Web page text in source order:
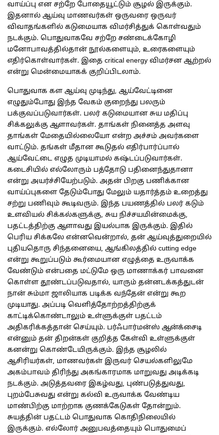
வாய்ப்பு என சற்றே போதையூட்டும் சூழல் இருக்கும்.
இதனால் ஆய்வு மாணவர்கள் ஒருவரை ஒருவர்
விவாதங்களில் கடுமையாக விமர்சித்துக் கொள்வதும்
நடக்கும். பொதுவாகவே சற்றே சண்டைக்கோழி
மனோபாவத்தில்தான் நூல்களையும், உரைகளையும்
எதிர்கொள்வார்கள். இதை critical energy விமர்சன ஆற்றல்
என்று மென்மையாகக் குறிப்பிடலாம்.
பொதுவாக கள ஆய்வு முடிந்து, ஆய்வேட்டினை
எழுதும்போது இந்த வேகம் குறைந்து பலரும்
பக்குவப்படுவார்கள். பலர் கடுமையான சுய மதிப்பு
சிக்கலுக்கு ஆளாவர்கள். தாங்கள் நினைத்த அளவு
தாங்கள் மேதையில்லையோ என்ற அச்சம் அவர்களை
வாட்டும். தங்கள் மீதான கூடுதல் எதிர்பார்ப்பால்
ஆய்வேட்டை எழுத முடியாமல் கஷ்டப்படுவார்கள்.
கடைசியில் எல்லோரும் பத்தோடு பதினைந்துதானா
என்று அயர்ச்சியேற்படும். அதன் பிறகு பணிக்கான
வாய்ப்புகளை தேடும்போது மேலும் யதார்த்தம் உறைத்து
சற்று பணிவும் கூடிவரும். இந்த பயணத்தில் பலர் கடும்
உளவியல் சிக்கல்களுக்கு, சுய நிச்சயமின்மைக்கு,
பதட்டத்திற்கு ஆளாவது இயல்பாக இருக்கும். இதில்
பெரிய சிக்கலே என்னவென்றால், தன் ஆய்வுத்துறையில்
புதியதொரு சிந்தனையை, ஆங்கிலத்தில் cutting edge
என்று கூறுப்படும் கூர்மையான எழுத்தை உருவாக்க
வேண்டும் என்பதை மட்டுமே ஒரு மாணாக்கர் பாவனை
கொள்ள தூண்டப்படுவதால், யாரும் தன்னடக்கத்துடன்
நான் சும்மா ஜாலியாக படிக்க வந்தேன் என்று கூற
முடியாது. அப்படி வெளித்தோற்றத்திற்குக்
காட்டிக்கொண்டாலும் உள்ளுக்குள் பதட்டம்
அதிகரிக்கத்தான் செய்யும். பர்ஃபார்மன்ஸ் ஆன்க்சைடி
என்னும் தன் திறன்கள் குறித்த கேள்வி உள்ளுக்குள்
கனன்று கொண்டேயிருக்கும். இந்த சூழலில்
ஆசிரியர்கள், மாணவர்கள் இருவர் செயல்களிலுமே
அகம்பாவம் திரிந்து அகங்காரமாக மாறுவது அடிக்கடி
நடக்கும். அடுத்தவரை இகழ்வது, புண்படுத்துவது,
புறம்பேசுவது என்று கல்வி உருவாக்க வேண்டிய
மாண்பிற்கு மாற்றாக குணக்கேடுகள் தோன்றும்.
சுயத்தின் பதட்டம் பொதுவாக கொதிநிலையில்
இருக்கும். எல்லோர் அனுபவத்தையும் பொதுமைப்